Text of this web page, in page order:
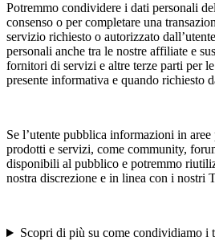
Potremmo condividere i dati personali
consenso o per completare una
servizio richiesto o autorizzato
personali anche tra le nostre affiliate e
fornitori di servizi e altre terze parti per
presente informativa e quando richiesto
Se l’utente pubblica informazioni in
prodotti e servizi, come community,
disponibili al pubblico e potremmo
nostra discrezione e in linea con i nostri
Scopri di più su come condividiamo i